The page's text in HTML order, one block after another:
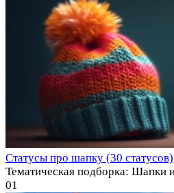
Статусы про шапку (30 статусов)
Тематическая подборка: Шапки
01